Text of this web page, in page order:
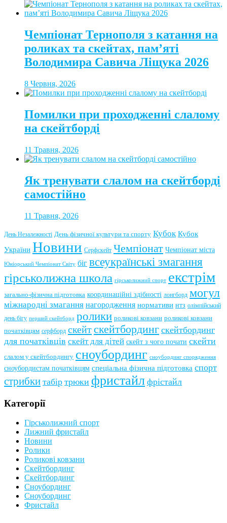
Чемпіонат Тернополя з катання на
роликах та скейтах, пам’яті
Володимира Савича Ліщука 2026
8 Червня, 2026
Помилки при проходженні слалому
на скейтборді
11 Травня, 2026
Як тренувати слалом на скейтборді
самостійно
11 Травня, 2026
День Незалежності День фізичної культури та спорту Кубок Кубок
України Новини Серфскейт Чемпіонат Чемпіонат міста
Юніорський Чемпіонат Світу біг всеукраїнські змагання
гірськолижна школа гірськолижний спорт екстрім
загально-фізична підготовка координаційні здібності лонгборд могул
міжнародні змагання нагородження нормативи нтз олімпійський
день бігу перший скейтборд ролики роликові ковзани роликові ковзани
початківцям серфборд скейтскейтбординг скейтбординг
для початківців скейт для дітей скейт з чого почати скейти
слалом у скейтбордингу сноубординг сноубординг спорядження
сноубордистам початківцям спеціальна фізична підготовка спорт
стрибки табір трюки фристайл фрістайл
Категорії
Гірськолижний спорт
Лижний фристайл
Новини
Ролики
Роликові ковзани
Скейтбординг
Скейтбординг
Сноубординг
Сноубординг
Фристайл